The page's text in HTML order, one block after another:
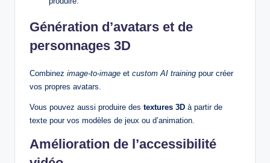
Génération d’avatars et de
personnages 3D
Combinez image‑to‑image et custom AI training pour créer
vos propres avatars.
Vous pouvez aussi produire des textures 3D à partir de
texte pour vos modèles de jeux ou d’animation.
Amélioration de l’accessibilité